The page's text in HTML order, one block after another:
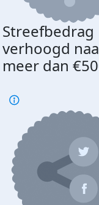
Streefbedrag
verhoogd
meer dan